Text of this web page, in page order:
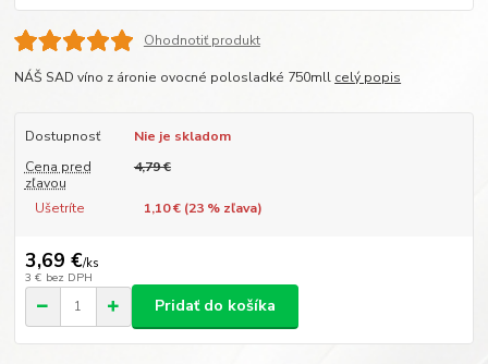
Ohodnotiť produkt
NÁŠ SAD víno z áronie ovocné polosladké 750mll celý popis
Dostupnosť
Nie je skladom
Cena pred
zľavou
4,79 €
Ušetríte 1,10 € (23% zľava)
3,69 €/ks
3 € bez DPH
Pridať do košíka